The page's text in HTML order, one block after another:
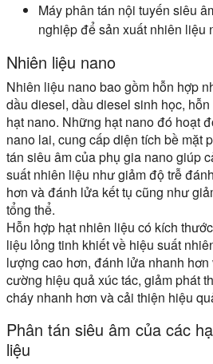
Máy phân tán nội tuyến siêu
nghiệp để sản xuất nhiên liệu
Nhiên liệu nano
Nhiên liệu nano bao gồm hỗn hợp
dầu diesel, dầu diesel sinh học,
hạt nano. Những hạt nano đó hoạt
nano lai, cung cấp diện tích bề mặt
tán siêu âm của phụ gia nano giúp
suất nhiên liệu như giảm độ trễ
hơn và đánh lửa kết tụ cũng như
tổng thể.
Hỗn hợp hạt nhiên liệu có kích
liệu lỏng tinh khiết về hiệu suất
lượng cao hơn, đánh lửa nhanh hơn
cường hiệu quả xúc tác, giảm phát
cháy nhanh hơn và cải thiện hiệu
Phân tán siêu âm của các
liệu